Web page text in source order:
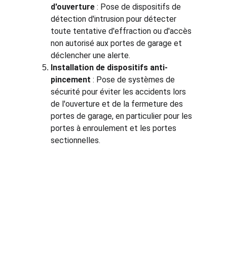
d'ouverture : Pose de dispositifs de
détection d'intrusion pour détecter
toute tentative d'effraction ou d'accès
non autorisé aux portes de garage et
déclencher une alerte.
Installation de dispositifs anti-
pincement : Pose de systèmes de
sécurité pour éviter les accidents lors
de l'ouverture et de la fermeture des
portes de garage, en particulier pour les
portes à enroulement et les portes
sectionnelles.